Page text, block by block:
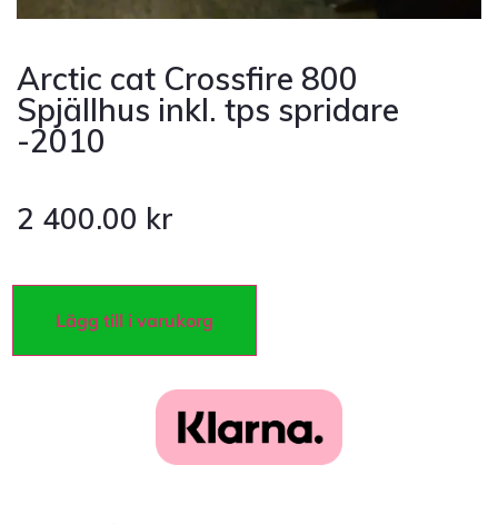
Arctic cat Crossfire 800
Spjällhus inkl. tps spridare
-2010
2 400.00 kr
Lägg till i varukorg